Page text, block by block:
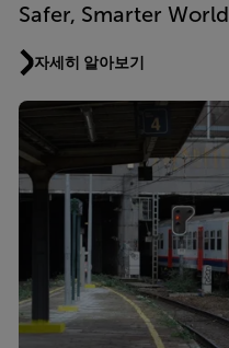
Safer, Smarter World
자세히 알아보기